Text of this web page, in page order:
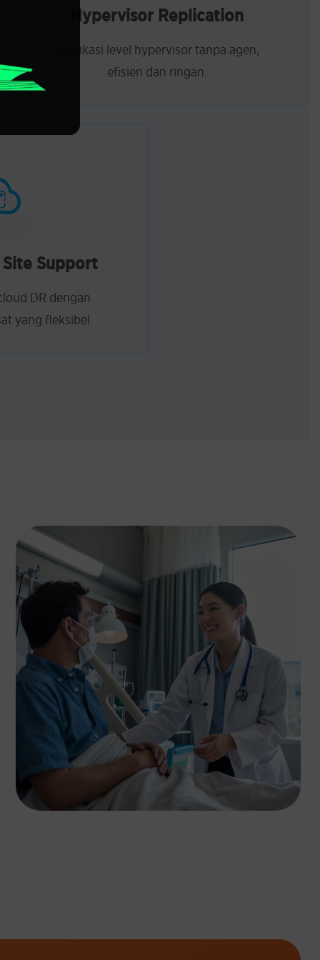
Hypervisor Replication
Replikasi level hypervisor tanpa agen,
efisien dan ringan.
Support
DR dengan
yang fleksibel.
Proteksi sistem POS,
inventory, dan platform online
dari serangan siber dan
gangguan sistem.